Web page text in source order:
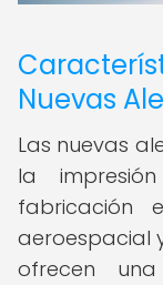
Nuevas
Las nuevas
la
fabricación
aeroespacial
ofrecen